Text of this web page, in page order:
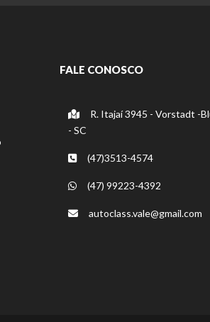
FALE CONOSCO
R. Itajaí 3945 - Vorstadt -
- SC
(47)3513-4574
(47) 99223-4392
autoclass.vale@gmail.com